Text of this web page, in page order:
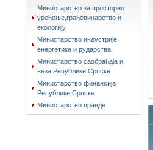
Министарство за просторно
уређење,грађевинарство и
екологију
Министарство индустрије,
енергетике и рударства
Министарство саобраћаја и
веза Републике Српске
Министарство финансија
Републике Српске
Министарство правде